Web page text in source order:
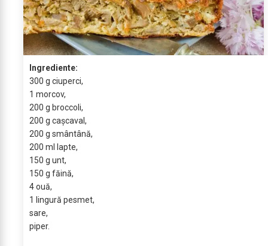
Ingrediente:
300 g ciuperci,
1 morcov,
200 g broccoli,
200 g cașcaval,
200 g smântână,
200 ml lapte,
150 g unt,
150 g făină,
4 ouă,
1 lingură pesmet,
sare,
piper.